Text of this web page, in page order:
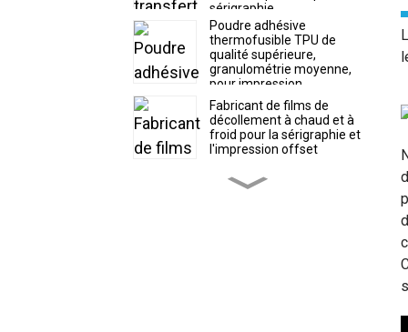
sérigraphie
Poudre adhésive
thermofusible TPU de
qualité supérieure,
granulométrie moyenne,
pour impression
numérique
Fabricant de films de
décollement à chaud et à
froid pour la sérigraphie et
l'impression offset
Film silicone brillant, film